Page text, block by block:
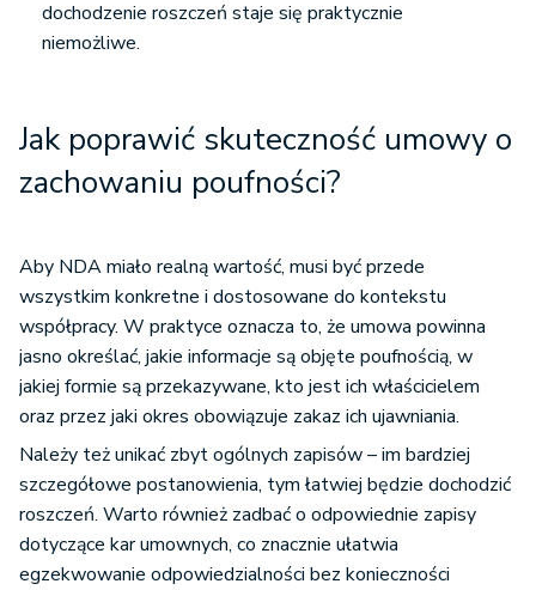
dochodzenie roszczeń staje się praktycznie
niemożliwe.
Jak poprawić skuteczność umowy o
zachowaniu poufności?
Aby NDA miało realną wartość, musi być przede
wszystkim konkretne i dostosowane do kontekstu
współpracy. W praktyce oznacza to, że umowa powinna
jasno określać, jakie informacje są objęte poufnością, w
jakiej formie są przekazywane, kto jest ich właścicielem
oraz przez jaki okres obowiązuje zakaz ich ujawniania.
Należy też unikać zbyt ogólnych zapisów – im bardziej
szczegółowe postanowienia, tym łatwiej będzie dochodzić
roszczeń. Warto również zadbać o odpowiednie zapisy
dotyczące kar umownych, co znacznie ułatwia
egzekwowanie odpowiedzialności bez konieczności